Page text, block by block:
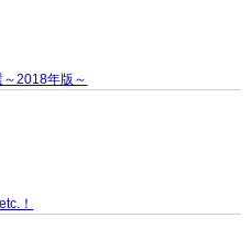
2018年版～
！